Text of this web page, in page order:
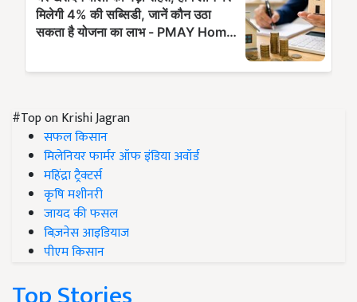
#Top on Krishi Jagran
सफल किसान
मिलेनियर फार्मर ऑफ इंडिया अवॉर्ड
महिंद्रा ट्रैक्टर्स
कृषि मशीनरी
जायद की फसल
बिज़नेस आइडियाज
पीएम किसान